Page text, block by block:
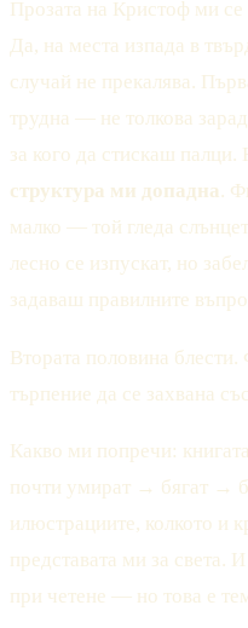
Прозата на Кристоф ми се
Да, на места изпада в
случай не прекалява.
трудна — не толкова
за кого да стискаш палци.
структура ми допадна.
малко — той гледа
лесно се изпускат, но
задаваш правилните
Втората половина
търпение да се захвана
Какво ми попречи:
почти умират → бягат →
илюстрациите, колкото и
представата ми за света.
при четене — но това е